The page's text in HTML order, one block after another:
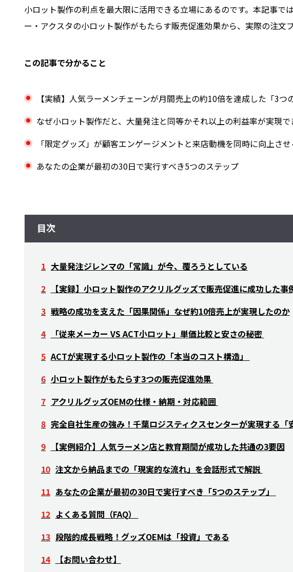
小ロット製作の利点を最大限に活用できる立場にあるのです。本記事
ー・アクスタの小ロット製作がもたらす販売促進効果から、実際の注文
この記事で分かること
【実績】人気ラーメンチェーンが月間売上の約10倍を達成した「3つ
なぜ小ロット製作だと、大量発注と同等かそれ以上の利益率が実現
「限定グッズ」が顧客エンゲージメントと来店動機を同時に向上さ
あなたの企業が最初の30日で実行すべき5つのステップ
目次
大量発注ジレンマの「常識」が今、覆ろうとしている
【実録】小ロット製作のアクリルグッズで販売促進に成功した事
戦略の成功を支えた「因果関係」なぜ約10倍売上が実現したのか
「従来メーカー VS ACT小ロット」単価比較と安さの秘密
ACTが実現する小ロット製作の「本当のコスト構造」
小ロット製作がもたらす3つの販売促進効果
アクリルグッズOEMの仕様・納期・対応範囲
完全自社生産の強み！千葉ロジスティクスセンターが実現する「
【実例紹介】人気ラーメン店と教育期間が成功した共通の3要因
注文から納品までの「現実的な流れ」を会話形式で解説
あなたの企業が最初の30日で実行すべき「5つのステップ」
よくある質問（FAQ）
段階的成長戦略！グッズOEMは「投資」である
【お問い合わせ】